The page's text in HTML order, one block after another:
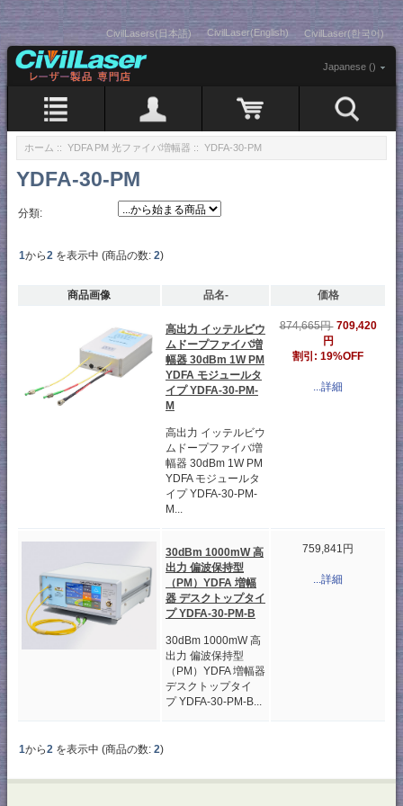
CivilLasers(日本語) CivilLaser(English) CivilLaser(한국어)
Japanese ()
ホーム :: YDFA PM 光ファイバ増幅器 :: YDFA-30-PM
YDFA-30-PM
分類:
1から2 を表示中 (商品の数: 2)
商品画像 品名- 価格
高出力 イッテルビウ
ムドープファイバ増
幅器 30dBm 1W PM
YDFA モジュールタ
イプ YDFA-30-PM-
M
高出力 イッテルビウ
ムドープファイバ増
幅器 30dBm 1W PM
YDFA モジュールタ
イプ YDFA-30-PM-
M...
874,665円 709,420
円
割引: 19%OFF
...詳細
30dBm 1000mW 高
出力 偏波保持型
（PM）YDFA 増幅
器 デスクトップタイ
プ YDFA-30-PM-B
30dBm 1000mW 高
出力 偏波保持型
（PM）YDFA 増幅器
デスクトップタイ
プ YDFA-30-PM-B...
759,841円
...詳細
1から2 を表示中 (商品の数: 2)